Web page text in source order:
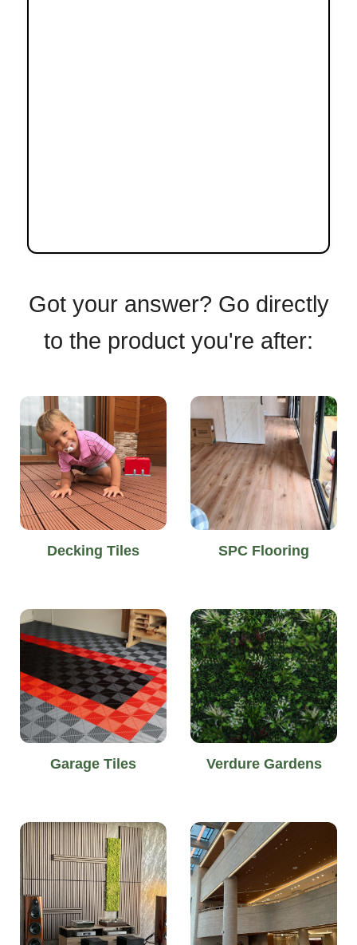
Got your answer? Go directly
to the product you're after:
Decking Tiles SPC Flooring
Garage Tiles Verdure Gardens